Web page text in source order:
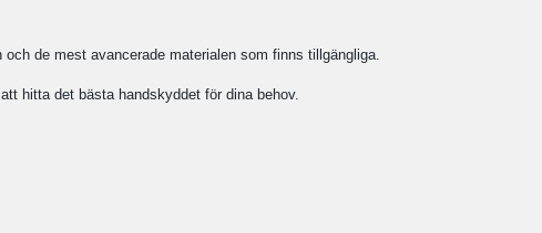
de mest avancerade materialen som finns tillgängliga.
hitta det bästa handskyddet för dina behov.